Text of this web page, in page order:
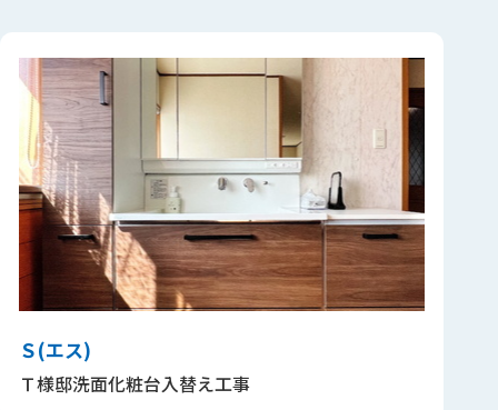
Ｓ(エス)
Ｔ様邸洗面化粧台入替え工事